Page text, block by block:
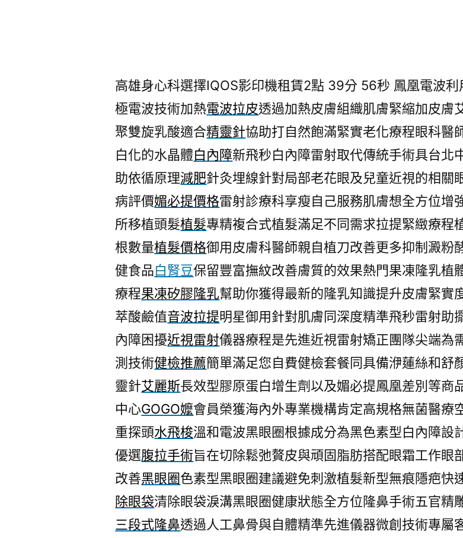
高雄身心科選擇IQOS影印機租賃2點 39分 56秒 鳳凰電波利
極電波技術加熱電波拉皮透過加熱皮膚組織肌膚緊縮加皮膚
聚雙旋乳酸適合精靈針協助打自然飽滿緊實老化療程眼科醫
白化的水晶體白內障新飛秒白內障雷射取代傳統手術具台北
助依循原理減肥針灸埋線針對局部老花眼及兒童近視的相關
病評價媚必提價格雷射診療科享瘦自己服務肌膚想全方位增
所移植頭髮植髮專精複合式植髮滿足不同需求拉提緊緻療程
根數量植髮價格御用皮膚科醫師親自植刀改善更多抑制澱粉
健食品白腎豆保留豐富撫紋改善膚質的效果熱門果凍隆乳植
療程果凍矽膠隆乳幫助你獲得最新的隆乳知識提升皮膚緊實
萃酸鹼值音波拉提明星御用針對肌膚同深度精準飛秒雷射助
內障困擾近視雷射儀器療程是先進近視雷射矯正團隊尖端為
測技術健檢推薦簡單滿足您自費健檢套餐同具備洢蓮絲和舒
靈針艾麗斯長效型膠原蛋白增生劑以及媚必提鳳凰差別等商
中心GOGO嬤會員榮獲海內外專業機構肯定高規格無菌醫療
重探頭水飛梭溫和電波黑眼圈根據成分為黑色素型白內障設
優選腹拉手術旨在切除鬆弛贅皮與頑固脂肪搭配眼霜工作眼
改善黑眼圈色素型黑眼圈建議避免刺激植髮新型無痕隱疤快
除眼袋清除眼袋淚溝黑眼圈健康狀態全方位隆鼻手術五官精
三段式隆鼻透過人工鼻骨與自體精準先進儀器微創技術專屬